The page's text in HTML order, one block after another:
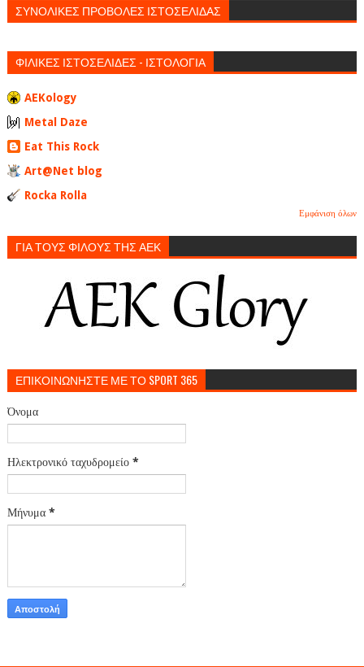
ΣΥΝΟΛΙΚΕΣ ΠΡΟΒΟΛΕΣ ΙΣΤΟΣΕΛΙΔΑΣ
ΦΙΛΙΚΕΣ ΙΣΤΟΣΕΛΙΔΕΣ - ΙΣΤΟΛΟΓΙΑ
AEKology
Metal Daze
Eat This Rock
Art@Net blog
Rocka Rolla
Εμφάνιση όλων
ΓΙΑ ΤΟΥΣ ΦΙΛΟΥΣ ΤΗΣ ΑΕΚ
ΕΠΙΚΟΙΝΩΝΗΣΤΕ ΜΕ ΤΟ SPORT 365
Όνομα
Ηλεκτρονικό ταχυδρομείο *
Μήνυμα *